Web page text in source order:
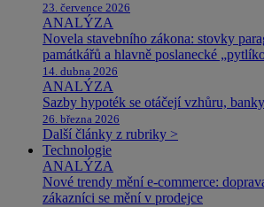
23. července 2026
ANALÝZA
Novela stavebního zákona: stovky
památkářů a hlavně poslanecké
14. dubna 2026
ANALÝZA
Sazby hypoték se otáčejí vzhůru,
26. března 2026
Další články z rubriky >
Technologie
ANALÝZA
Nové trendy mění e-commerce:
zákazníci se mění v prodejce